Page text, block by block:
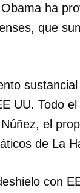
ha
que
UU. Todo
el
de La
con